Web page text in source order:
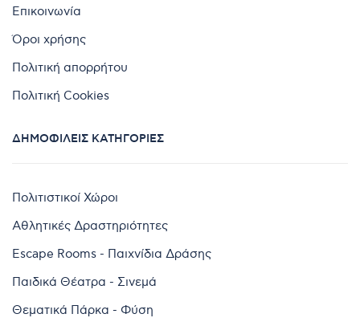
Επικοινωνία
Όροι χρήσης
Πολιτική απορρήτου
Πολιτική Cookies
ΔΗΜΟΦΙΛΕΊΣ ΚΑΤΗΓΟΡΊΕΣ
Πολιτιστικοί Χώροι
Αθλητικές Δραστηριότητες
Escape Rooms - Παιχνίδια Δράσης
Παιδικά Θέατρα - Σινεμά
Θεματικά Πάρκα - Φύση